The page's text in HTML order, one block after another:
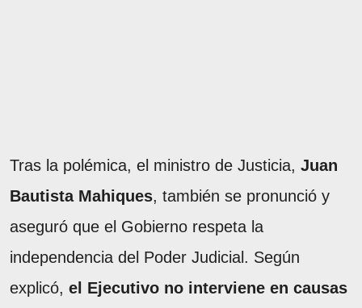
Tras la polémica, el ministro de Justicia, Juan
Bautista Mahiques, también se pronunció y
aseguró que el Gobierno respeta la
independencia del Poder Judicial. Según
explicó, el Ejecutivo no interviene en causas